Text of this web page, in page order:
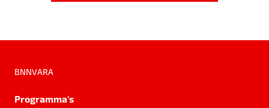
BNNVARA
Programma's